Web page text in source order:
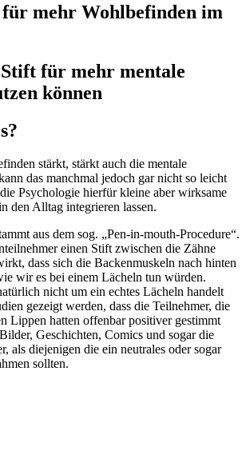
mehr Wohlbefinden im
für mehr mentale
können
stärkt, stärkt auch die mentale
das manchmal jedoch gar nicht so leicht
Psychologie hierfür kleine aber wirksame
den Alltag integrieren lassen.
aus dem sog. „Pen-in-mouth-Procedure“.
einen Stift zwischen die Zähne
dass sich die Backenmuskeln nach hinten
wir es bei einem Lächeln tun würden.
nicht um ein echtes Lächeln handelt
gezeigt werden, dass die Teilnehmer, die
Lippen hatten offenbar positiver gestimmt
Geschichten, Comics und sogar die
als diejenigen die ein neutrales oder sogar
sollten.